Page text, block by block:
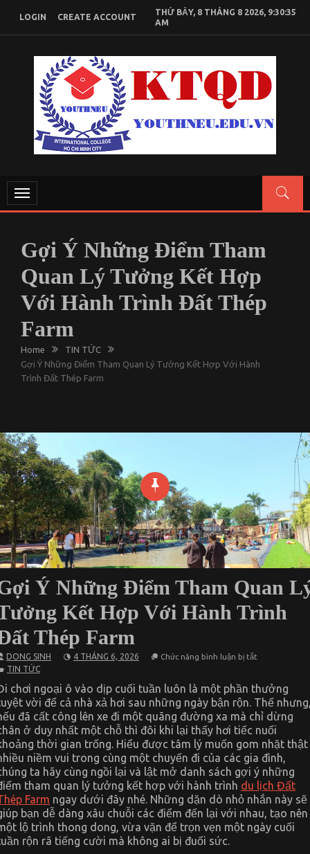
content
LOGIN CREATE ACCOUNT
THỨ BẢY, 8 THÁNG 8 2026, 9:30:35
AM
KIẾN THỨC KINH TẾ QUỐC DÂN
Toggle
navigation
Gợi Ý Những Điểm Tham
Quan Lý Tưởng Kết Hợp
Với Hành Trình Đất Thép
Farm
Home
TIN TỨC
Gợi Ý Những Điểm Tham Quan Lý Tưởng Kết Hợp Với Hành
Trình Đất Thép Farm
Ý Những Điểm Tham Quan
Kết Hợp Với Hành Trình
Thép Farm
DONG SINH 4 THÁNG 6, 2026 Chức năng bình luận bị tắt
Những
Điểm
Tham
Quan
Lý
Tưởng
Kết
Hợp
Với
Hành
Trình
Đất
Thép
Farm
TIN TỨC
chơi ngoại ô vào dịp cuối tuần luôn là một phần thưởng
vời để cả nhà xả hơi sau những ngày bận rộn. Thế
đã cất công lên xe đi một quãng đường xa mà chỉ dừng
ở duy nhất một chỗ thì đôi khi lại thấy hơi tiếc nuối
thời gian trống. Hiểu được tâm lý muốn gom nhặt thật
niềm vui trong cùng một chuyến đi của các gia đình,
ta hãy cùng ngồi lại và lật mở danh sách gợi ý những
tham quan lý tưởng kết hợp với hành trình du lịch Đất
Farm ngay dưới đây nhé. Những dặn dò nhỏ nhắn này sẽ
bạn dễ dàng xâu chuỗi các điểm đến lại với nhau, tạo nên
lộ trình thong dong, vừa vặn để trọn vẹn một ngày cuối
rộn rã tiếng cười mà không ai bị đuối sức.